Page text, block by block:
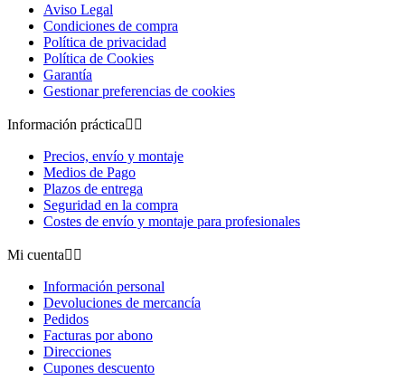
Aviso Legal
Condiciones de compra
Política de privacidad
Política de Cookies
Garantía
Gestionar preferencias de cookies
Información práctica 
Precios, envío y montaje
Medios de Pago
Plazos de entrega
Seguridad en la compra
Costes de envío y montaje para profesionales
Mi cuenta 
Información personal
Devoluciones de mercancía
Pedidos
Facturas por abono
Direcciones
Cupones descuento